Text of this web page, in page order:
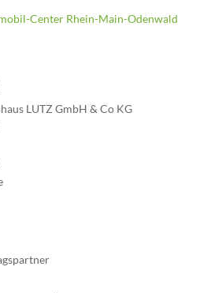
LUTZ GmbH & Co KG